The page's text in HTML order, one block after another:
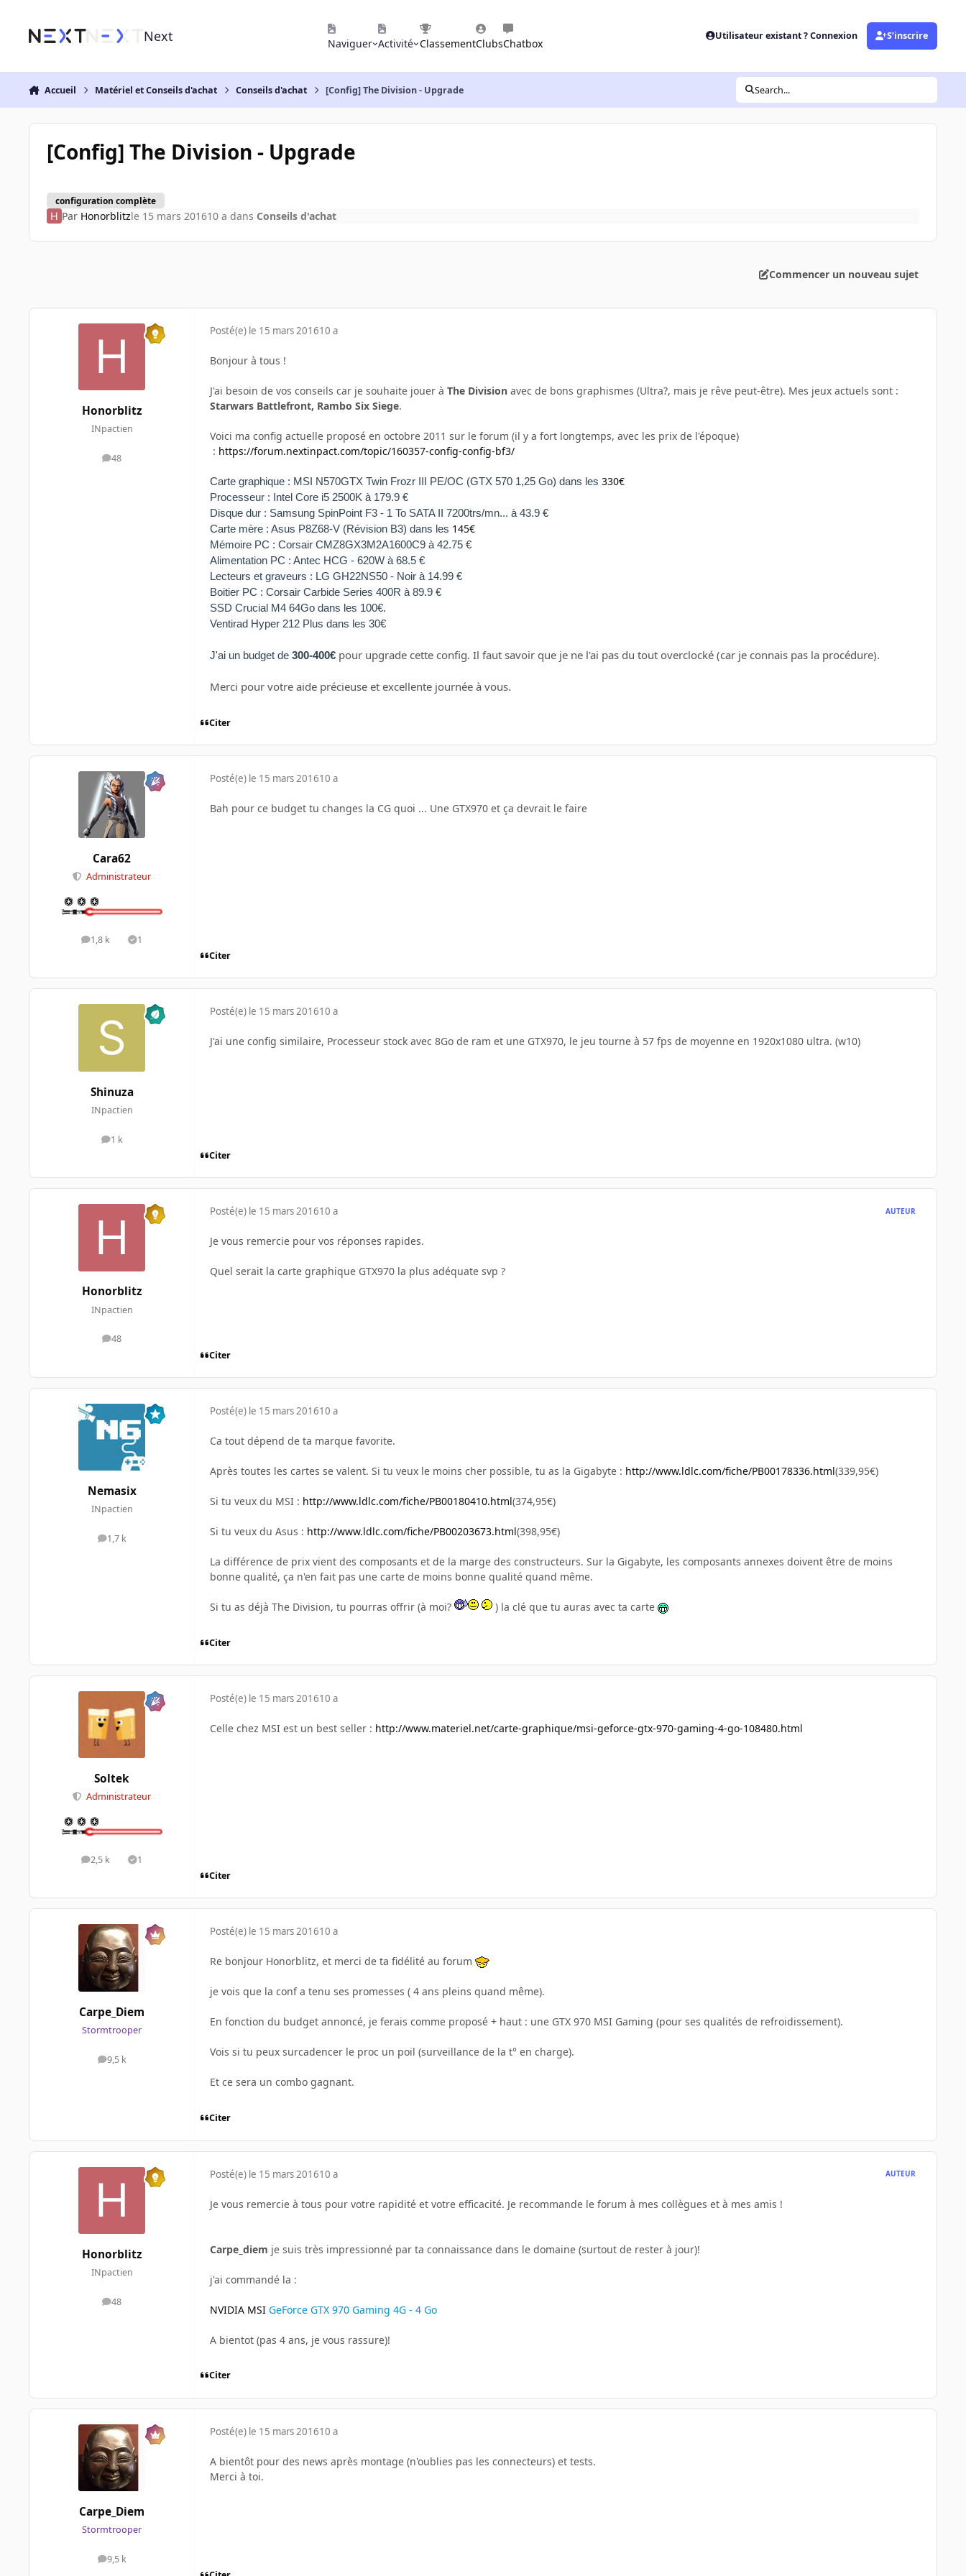
Next Naviguer Activité ClassementClubsChatbox
Utilisateur existant ? Connexion S’inscrire
Accueil Matériel et Conseils d'achat Conseils d'achat [Config] The Division - Upgrade Search...
[Config] The Division - Upgrade
configuration complète
Par Honorblitzle 15 mars 201610 a dans Conseils d'achat
Commencer un nouveau sujet
Honorblitz
INpactien
48
messages
Posté(e) le 15 mars 201610 a
Bonjour à tous !
J'ai besoin de vos conseils car je souhaite jouer à The Division avec de bons graphismes (Ultra?, mais je rêve peut-être). Mes jeux actuels sont :
Starwars Battlefront, Rambo Six Siege.
Voici ma config actuelle proposé en octobre 2011 sur le forum (il y a fort longtemps, avec les prix de l'époque)
: https://forum.nextinpact.com/topic/160357-config-config-bf3/
Carte graphique : MSI N570GTX Twin Frozr III PE/OC (GTX 570 1,25 Go) dans les 330€
Processeur : Intel Core i5 2500K à 179.9 €
Disque dur : Samsung SpinPoint F3 - 1 To SATA II 7200trs/mn... à 43.9 €
Carte mère : Asus P8Z68-V (Révision B3) dans les 145€
Mémoire PC : Corsair CMZ8GX3M2A1600C9 à 42.75 €
Alimentation PC : Antec HCG - 620W à 68.5 €
Lecteurs et graveurs : LG GH22NS50 - Noir à 14.99 €
Boitier PC : Corsair Carbide Series 400R à 89.9 €
SSD Crucial M4 64Go dans les 100€.
Ventirad Hyper 212 Plus dans les 30€
J'ai un budget de 300-400€ pour upgrade cette config. Il faut savoir que je ne l'ai pas du tout overclocké (car je connais pas la procédure).
Merci pour votre aide précieuse et excellente journée à vous.
Citer
Cara62
Administrateur
1,8 k
messages1
Solutions
Posté(e) le 15 mars 201610 a
Bah pour ce budget tu changes la CG quoi ... Une GTX970 et ça devrait le faire
Citer
Shinuza
INpactien
1 k
messages
Posté(e) le 15 mars 201610 a
J'ai une config similaire, Processeur stock avec 8Go de ram et une GTX970, le jeu tourne à 57 fps de moyenne en 1920x1080 ultra. (w10)
Citer
Honorblitz
INpactien
48
messages
Posté(e) le 15 mars 201610 a AUTEUR
Je vous remercie pour vos réponses rapides.
Quel serait la carte graphique GTX970 la plus adéquate svp ?
Citer
Nemasix
INpactien
1,7 k
messages
Posté(e) le 15 mars 201610 a
Ca tout dépend de ta marque favorite.
Après toutes les cartes se valent. Si tu veux le moins cher possible, tu as la Gigabyte : http://www.ldlc.com/fiche/PB00178336.html(339,95€)
Si tu veux du MSI : http://www.ldlc.com/fiche/PB00180410.html(374,95€)
Si tu veux du Asus : http://www.ldlc.com/fiche/PB00203673.html(398,95€)
La différence de prix vient des composants et de la marge des constructeurs. Sur la Gigabyte, les composants annexes doivent être de moins
bonne qualité, ça n'en fait pas une carte de moins bonne qualité quand même.
Si tu as déjà The Division, tu pourras offrir (à moi? ) la clé que tu auras avec ta carte
Citer
Soltek
Administrateur
2,5 k
messages1
Solutions
Posté(e) le 15 mars 201610 a
Celle chez MSI est un best seller : http://www.materiel.net/carte-graphique/msi-geforce-gtx-970-gaming-4-go-108480.html
Citer
Carpe_Diem
Stormtrooper
9,5 k
messages
Posté(e) le 15 mars 201610 a
Re bonjour Honorblitz, et merci de ta fidélité au forum
je vois que la conf a tenu ses promesses ( 4 ans pleins quand même).
En fonction du budget annoncé, je ferais comme proposé + haut : une GTX 970 MSI Gaming (pour ses qualités de refroidissement).
Vois si tu peux surcadencer le proc un poil (surveillance de la t° en charge).
Et ce sera un combo gagnant.
Citer
Honorblitz
INpactien
48
messages
Posté(e) le 15 mars 201610 a AUTEUR
Je vous remercie à tous pour votre rapidité et votre efficacité. Je recommande le forum à mes collègues et à mes amis !
Carpe_diem je suis très impressionné par ta connaissance dans le domaine (surtout de rester à jour)!
j'ai commandé la :
NVIDIA MSI GeForce GTX 970 Gaming 4G - 4 Go
A bientot (pas 4 ans, je vous rassure)!
Citer
Carpe_Diem
Stormtrooper
9,5 k
messages
Posté(e) le 15 mars 201610 a
A bientôt pour des news après montage (n'oublies pas les connecteurs) et tests.
Merci à toi.